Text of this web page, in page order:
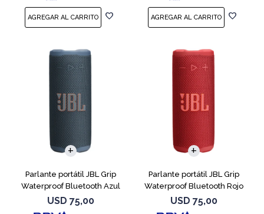
Parlante portátil JBL Grip
Waterproof Bluetooth Azul
USD 75,00
Parlante portátil JBL Grip
Waterproof Bluetooth Rojo
USD 75,00